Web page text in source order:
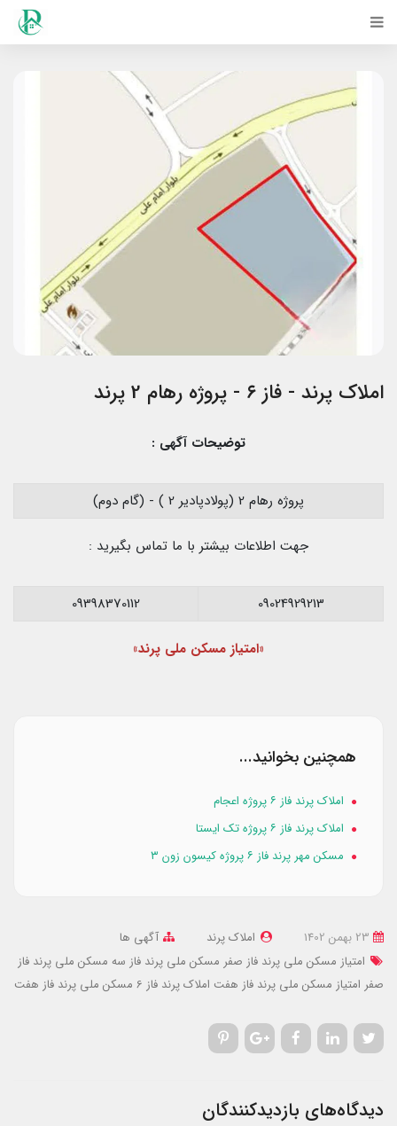
املاک پرند - فاز ۶ - پروژه رهام 2 پرند
توضیحات آگهی :
پروژه رهام 2 (پولادپادیر 2 ) - (گام دوم)
جهت اطلاعات بیشتر با ما تماس بگیرید :
09024929213
09398370112
«امتیاز مسکن ملی پرند»
همچنین بخوانید...
املاک پرند فاز ۶ پروژه اعجام
املاک پرند فاز ۶ پروژه تک ایستا
مسکن مهر پرند فاز ۶ پروژه کیسون زون ۳
املاک پرند
آگهی ها
امتیاز مسکن ملی پرند فاز صفر مسکن ملی پرند فاز سه مسکن ملی پرند فاز
صفر امتیاز مسکن ملی پرند فاز هفت املاک پرند فاز 6 مسکن ملی پرند فاز هفت
دیدگاه‌های بازدیدکنندگان